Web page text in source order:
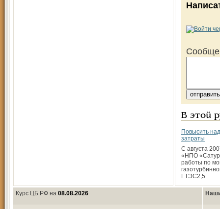
В этой
Повысить
затраты
С августа
«НПО
работы по
ГТЭС­2,5
Курс ЦБ РФ на 08.08.2026